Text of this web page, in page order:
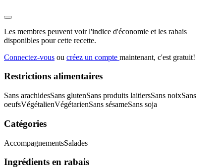
Les membres peuvent voir l'indice d'économie et les rabais
disponibles pour cette recette.
Connectez-vous ou créez un compte maintenant, c'est gratuit!
Restrictions alimentaires
Sans arachidesSans glutenSans produits laitiersSans noixSans
oeufsVégétalienVégétarienSans sésameSans soja
Catégories
AccompagnementsSalades
Ingrédients en rabais